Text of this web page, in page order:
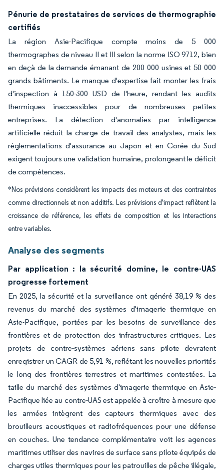
Pénurie de prestataires de services de thermographie
certifiés
La région Asie-Pacifique compte moins de 5 000
thermographes de niveau II et III selon la norme ISO 9712, bien
en deçà de la demande émanant de 200 000 usines et 50 000
grands bâtiments. Le manque d'expertise fait monter les frais
d'inspection à 150-300 USD de l'heure, rendant les audits
thermiques inaccessibles pour de nombreuses petites
entreprises. La détection d'anomalies par intelligence
artificielle réduit la charge de travail des analystes, mais les
réglementations d'assurance au Japon et en Corée du Sud
exigent toujours une validation humaine, prolongeant le déficit
de compétences.
*Nos prévisions considèrent les impacts des moteurs et des contraintes
comme directionnels et non additifs. Les prévisions d'impact reflètent la
croissance de référence, les effets de composition et les interactions
entre variables.
Analyse des segments
Par application : la sécurité domine, le contre-UAS
progresse fortement
En 2025, la sécurité et la surveillance ont généré 38,19 % des
revenus du marché des systèmes d'imagerie thermique en
Asie-Pacifique, portées par les besoins de surveillance des
frontières et de protection des infrastructures critiques. Les
projets de contre-systèmes aériens sans pilote devraient
enregistrer un CAGR de 5,91 %, reflétant les nouvelles priorités
le long des frontières terrestres et maritimes contestées. La
taille du marché des systèmes d'imagerie thermique en Asie-
Pacifique liée au contre-UAS est appelée à croître à mesure que
les armées intègrent des capteurs thermiques avec des
brouilleurs acoustiques et radiofréquences pour une défense
en couches. Une tendance complémentaire voit les agences
maritimes utiliser des navires de surface sans pilote équipés de
charges utiles thermiques pour les patrouilles de pêche illégale,